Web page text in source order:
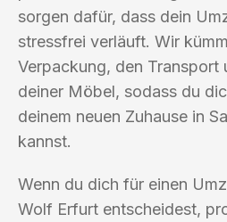
sorgen dafür, dass dein
stressfrei verläuft. Wir
Verpackung, den Transport
deiner Möbel, sodass du
deinem neuen Zuhause in
kannst.
Wenn du dich für einen
Wolf Erfurt entscheidest,